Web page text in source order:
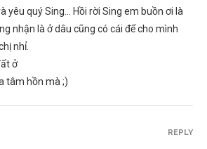
yêu quý Sing… Hồi rời Sing em buồn ơi là
nhận là ở dâu cũng có cái để cho mình
nhỉ.
ở
tâm hồn mà ;)
REPLY